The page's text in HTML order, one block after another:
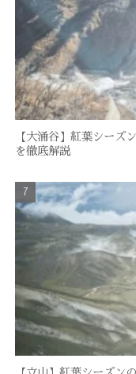
【大涌谷】紅葉シーズ
を徹底解説